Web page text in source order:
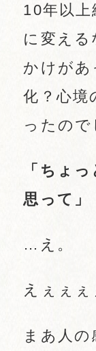
10年以
に変える
かけがあ
化？心境
ったので
「ちょ
思って」
…え。
えぇぇぇ
まあ人の